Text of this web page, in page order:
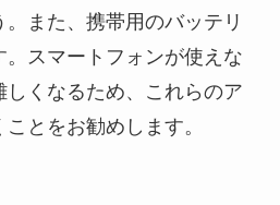
また、携帯用のバッテリ
スマートフォンが使えな
しくなるため、これらのア
とをお勧めします。